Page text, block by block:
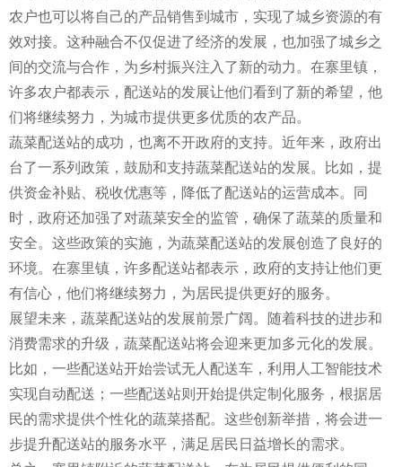
农户也可以将自己的产品销售到城市，实现了城乡资源的有
效对接。这种融合不仅促进了经济的发展，也加强了城乡之
间的交流与合作，为乡村振兴注入了新的动力。在寨里镇，
许多农户都表示，配送站的发展让他们看到了新的希望，他
们将继续努力，为城市提供更多优质的农产品。
蔬菜配送站的成功，也离不开政府的支持。近年来，政府出
台了一系列政策，鼓励和支持蔬菜配送站的发展。比如，提
供资金补贴、税收优惠等，降低了配送站的运营成本。同
时，政府还加强了对蔬菜安全的监管，确保了蔬菜的质量和
安全。这些政策的实施，为蔬菜配送站的发展创造了良好的
环境。在寨里镇，许多配送站都表示，政府的支持让他们更
有信心，他们将继续努力，为居民提供更好的服务。
展望未来，蔬菜配送站的发展前景广阔。随着科技的进步和
消费需求的升级，蔬菜配送站将会迎来更加多元化的发展。
比如，一些配送站开始尝试无人配送车，利用人工智能技术
实现自动配送；一些配送站则开始提供定制化服务，根据居
民的需求提供个性化的蔬菜搭配。这些创新举措，将会进一
步提升配送站的服务水平，满足居民日益增长的需求。